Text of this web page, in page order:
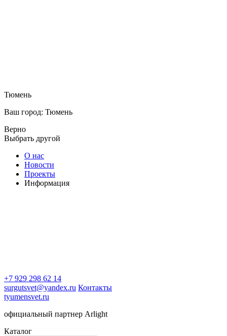
Тюмень
Ваш город: Тюмень
Верно
Выбрать другой
О нас
Новости
Проекты
Информация
+7 929 298 62 14
surgutsvet@yandex.ru Контакты
tyumensvet.ru
официальный партнер Arlight
Каталог